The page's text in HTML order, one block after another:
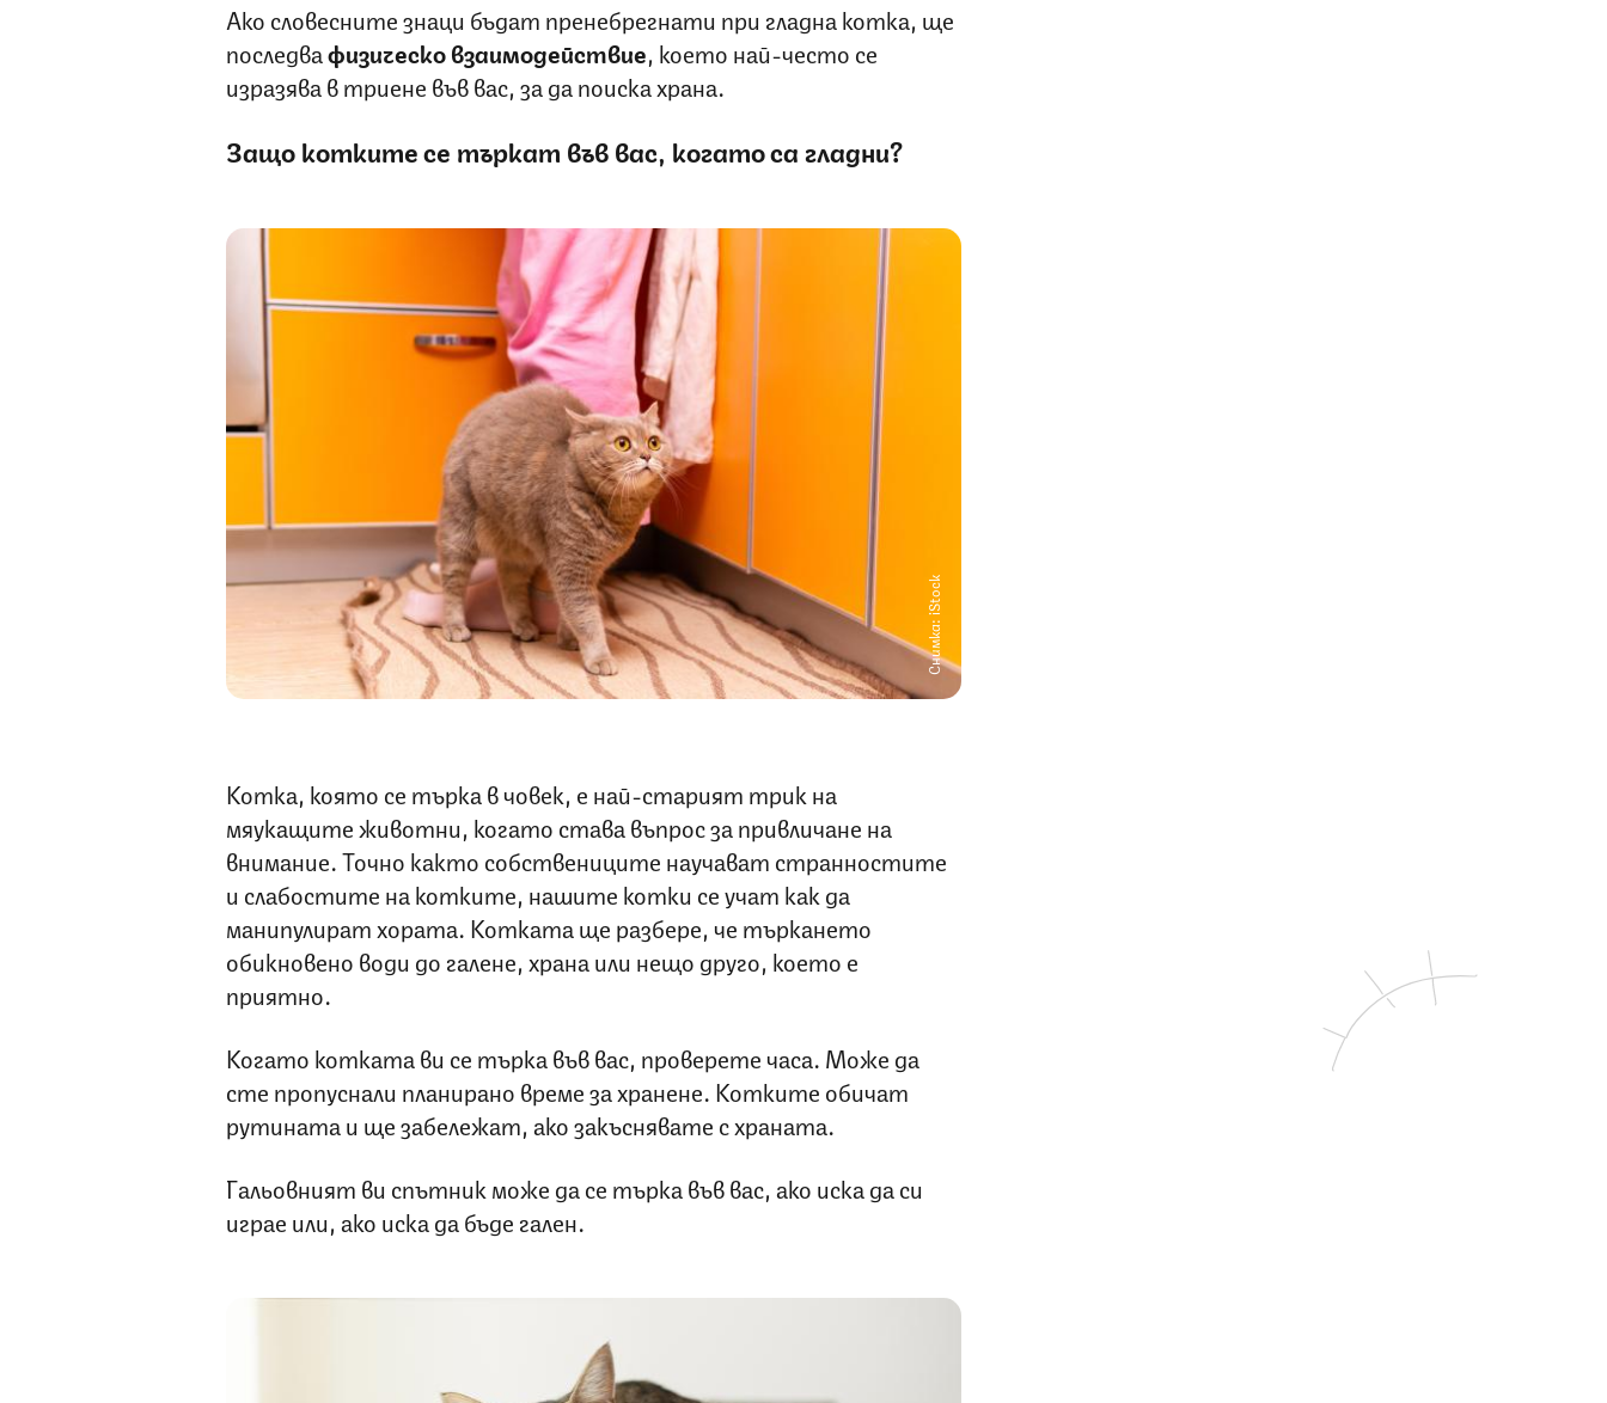
Ако словесните знаци бъдат пренебрегнати при гладна котка, ще
последвафизическо взаимодействие, което най-често се
изразява в триене във вас, за да поиска храна.
Защо котките се търкат във вас, когато са гладни?
Снимка: iStock
Котка, която се търка в човек, е най-старият трик на
мяукащите животни, когато става въпрос за привличане на
внимание. Точно както собствениците научават странностите
и слабостите на котките, нашите котки се учат как да
манипулират хората. Котката ще разбере, че търкането
обикновено води до галене, храна или нещо друго, което е
приятно.
Когато котката ви се търка във вас, проверете часа. Може да
сте пропуснали планирано време за хранене. Котките обичат
рутината и ще забележат, ако закъснявате с храната.
Гальовният ви спътник може да се търка във вас, ако иска да си
играе или, ако иска да бъде гален.